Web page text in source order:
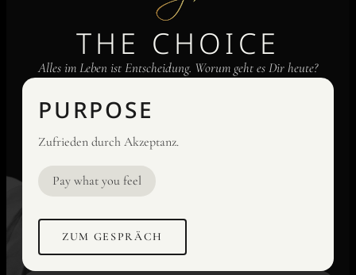
THE CHOICE
Alles im Leben ist Entscheidung. Worum geht es Dir heute?
PURPOSE
Zufrieden durch Akzeptanz.
Pay what you feel
ZUM GESPRÄCH